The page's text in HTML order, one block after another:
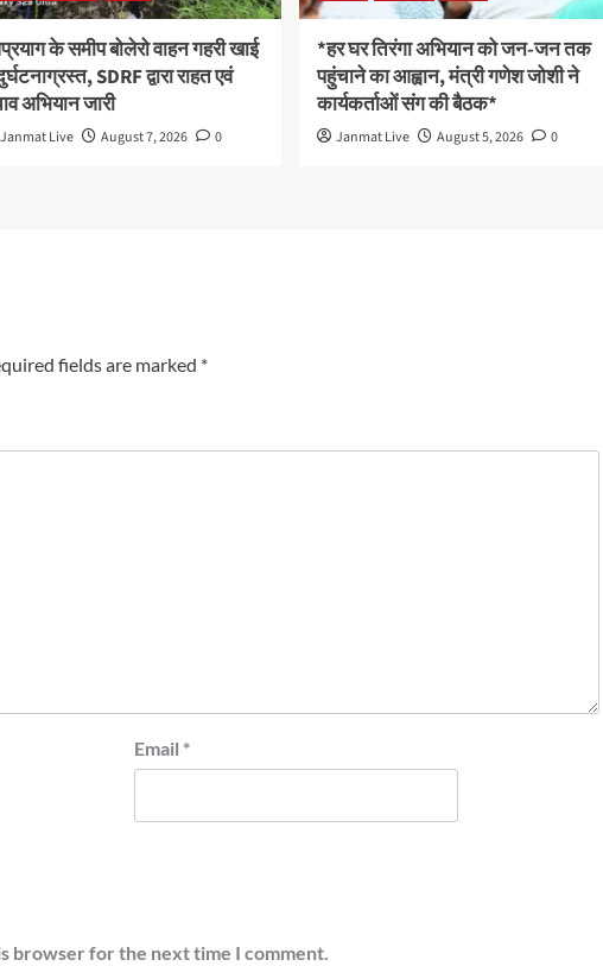
के समीप बोलेरो वाहन गहरी खाई
SDRF द्वारा राहत एवं
अभियान जारी
Janmat Live August 7, 2026 0
*हर घर तिरंगा अभियान को जन-जन तक
पहुंचाने का आह्वान, मंत्री गणेश जोशी ने
कार्यकर्ताओं संग की बैठक*
Janmat Live August 5, 2026 0
fields are marked *
Email *
browser for the next time I comment.